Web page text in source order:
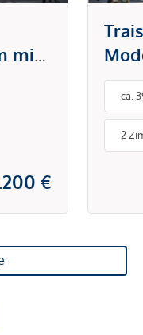
mit
€
ca.
2